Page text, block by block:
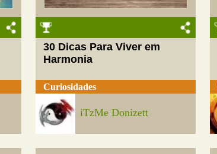
30 Dicas Para Viver em
Harmonia
Curiosidades
iTzMe Donizett